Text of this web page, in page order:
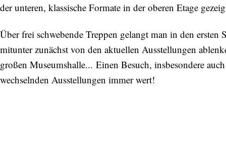
der unteren, klassische Formate in der oberen Etage
Über frei schwebende Treppen gelangt man in den
mitunter zunächst von den aktuellen Ausstellungen
großen Museumshalle... Einen Besuch, insbesondere
wechselnden Ausstellungen immer wert!